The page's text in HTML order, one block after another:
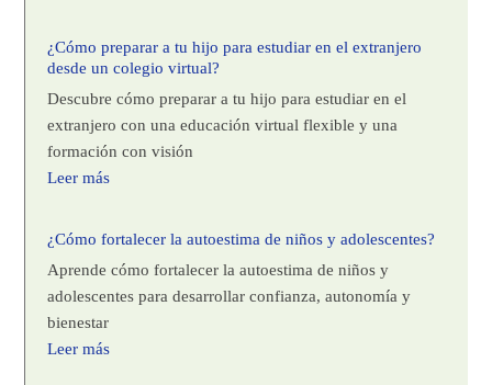
¿Cómo preparar a tu hijo para estudiar en el extranjero
desde un colegio virtual?
Descubre cómo preparar a tu hijo para estudiar en el
extranjero con una educación virtual flexible y una
formación con visión
Leer más
¿Cómo fortalecer la autoestima de niños y adolescentes?
Aprende cómo fortalecer la autoestima de niños y
adolescentes para desarrollar confianza, autonomía y
bienestar
Leer más